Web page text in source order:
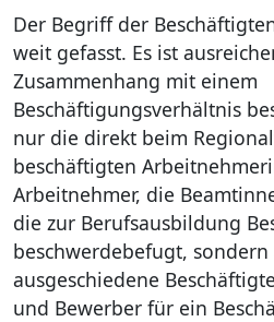
Der Begriff der
weit gefasst. Es ist
Zusammenhang mit einem
Beschäftigungsverhältnis
nur die direkt beim
beschäftigten
Arbeitnehmer, die
die zur Berufsausbildung
beschwerdebefugt,
ausgeschiedene
und Bewerber für ein